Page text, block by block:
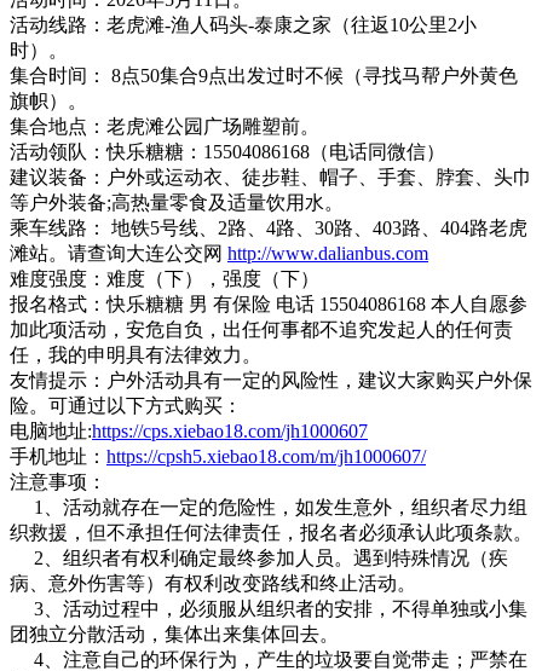
活动线路：老虎滩-渔人码头-泰康之家（往返10公里2小
时）。
集合时间： 8点50集合9点出发过时不候（寻找马帮户外黄色
旗帜）。
集合地点：老虎滩公园广场雕塑前。
活动领队：快乐糖糖：15504086168（电话同微信）
建议装备：户外或运动衣、徒步鞋、帽子、手套、脖套、头巾
等户外装备;高热量零食及适量饮用水。
乘车线路： 地铁5号线、2路、4路、30路、403路、404路老虎
滩站。请查询大连公交网 http://www.dalianbus.com
难度强度：难度（下），强度（下）
报名格式：快乐糖糖 男 有保险 电话 15504086168 本人自愿参
加此项活动，安危自负，出任何事都不追究发起人的任何责
任，我的申明具有法律效力。
友情提示：户外活动具有一定的风险性，建议大家购买户外保
险。可通过以下方式购买：
电脑地址:https://cps.xiebao18.com/jh1000607
手机地址： https://cpsh5.xiebao18.com/m/jh1000607/
注意事项：
1、活动就存在一定的危险性，如发生意外，组织者尽力组
织救援，但不承担任何法律责任，报名者必须承认此项条款。
2、组织者有权利确定最终参加人员。遇到特殊情况（疾
病、意外伤害等）有权利改变路线和终止活动。
3、活动过程中，必须服从组织者的安排，不得单独或小集
团独立分散活动，集体出来集体回去。
4、注意自己的环保行为，产生的垃圾要自觉带走；严禁在